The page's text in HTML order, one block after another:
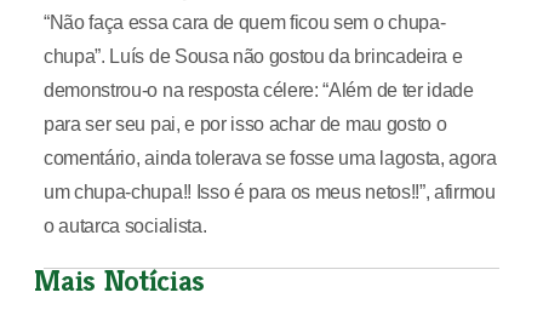
“Não faça essa cara de quem ficou sem o chupa-
chupa”. Luís de Sousa não gostou da brincadeira e
demonstrou-o na resposta célere: “Além de ter idade
para ser seu pai, e por isso achar de mau gosto o
comentário, ainda tolerava se fosse uma lagosta, agora
um chupa-chupa!! Isso é para os meus netos!!”, afirmou
o autarca socialista.
Mais Notícias